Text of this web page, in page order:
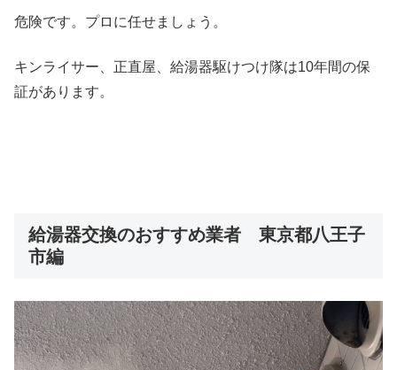
危険です。プロに任せましょう。
キンライサー、正直屋、給湯器駆けつけ隊は10年間の保
証があります。
給湯器交換のおすすめ業者 東京都八王子
市編